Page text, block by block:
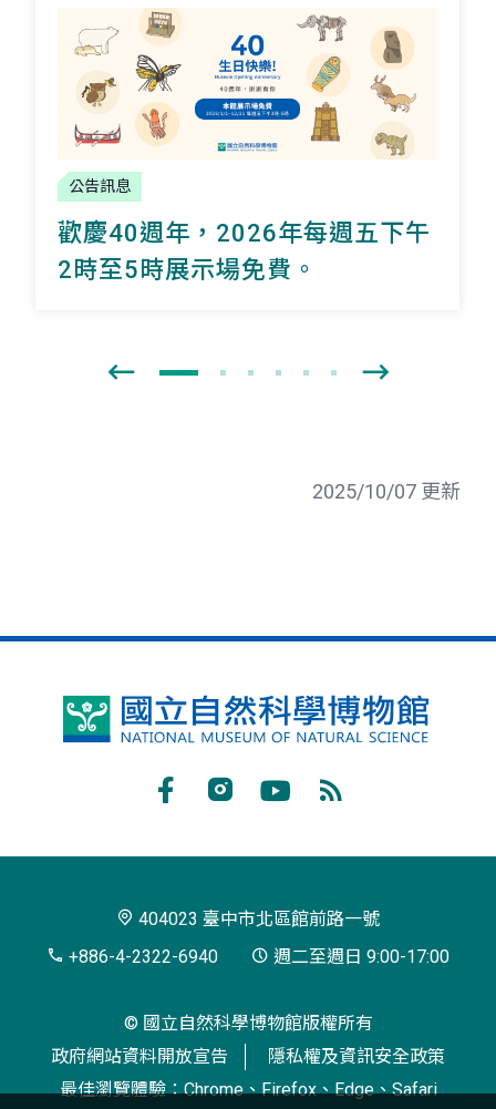
公告訊息
歡慶40週年，2026年每週五下午
2時至5時展示場免費。
2025/10/07 更新
國
博
閱
404023 臺中市北區館前路一號
+886-4-2322-6940
週二至週日 9:00-17:00
© 國立自然科學博物館版權所有
政府網站資料開放宣告
隱私權及資訊安全政策
最佳瀏覽體驗：Chrome、Firefox、Edge、Safari